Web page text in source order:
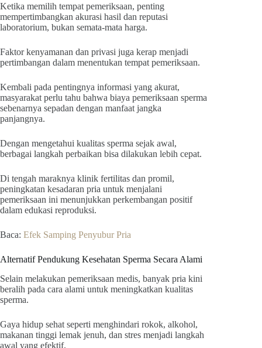
Ketika memilih tempat pemeriksaan, penting
mempertimbangkan akurasi hasil dan reputasi
laboratorium, bukan semata-mata harga.
Faktor kenyamanan dan privasi juga kerap menjadi
pertimbangan dalam menentukan tempat pemeriksaan.
Kembali pada pentingnya informasi yang akurat,
masyarakat perlu tahu bahwa biaya pemeriksaan sperma
sebenarnya sepadan dengan manfaat jangka
panjangnya.
Dengan mengetahui kualitas sperma sejak awal,
berbagai langkah perbaikan bisa dilakukan lebih cepat.
Di tengah maraknya klinik fertilitas dan promil,
peningkatan kesadaran pria untuk menjalani
pemeriksaan ini menunjukkan perkembangan positif
dalam edukasi reproduksi.
Baca: Efek Samping Penyubur Pria
Alternatif Pendukung Kesehatan Sperma Secara Alami
Selain melakukan pemeriksaan medis, banyak pria kini
beralih pada cara alami untuk meningkatkan kualitas
sperma.
Gaya hidup sehat seperti menghindari rokok, alkohol,
makanan tinggi lemak jenuh, dan stres menjadi langkah
awal yang efektif.